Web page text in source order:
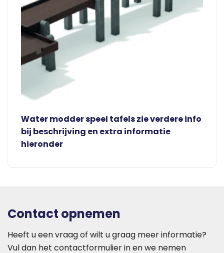
Water modder speel tafels zie verdere info
bij beschrijving en extra informatie
hieronder
Contact opnemen
Heeft u een vraag of wilt u graag meer informatie?
Vul dan het contactformulier in en we nemen